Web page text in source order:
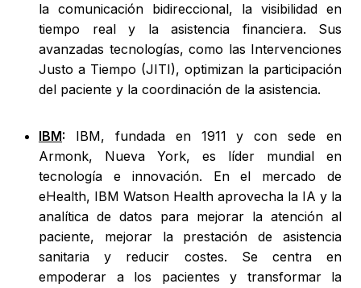
la comunicación bidireccional, la visibilidad en
tiempo real y la asistencia financiera. Sus
avanzadas tecnologías, como las Intervenciones
Justo a Tiempo (JITI), optimizan la participación
del paciente y la coordinación de la asistencia.
IBM: IBM, fundada en 1911 y con sede en
Armonk, Nueva York, es líder mundial en
tecnología e innovación. En el mercado de
eHealth, IBM Watson Health aprovecha la IA y la
analítica de datos para mejorar la atención al
paciente, mejorar la prestación de asistencia
sanitaria y reducir costes. Se centra en
empoderar a los pacientes y transformar la